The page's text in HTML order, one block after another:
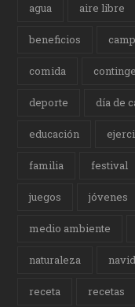
agua aire libre
beneficios
comida
deporte día de
educación
familia festival
juegos jóvenes
medio ambiente
naturaleza
receta recetas